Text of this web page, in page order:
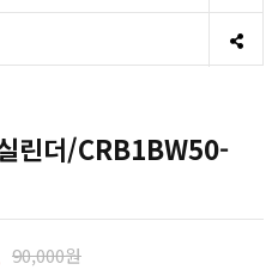
린더/CRB1BW50-
90,000원